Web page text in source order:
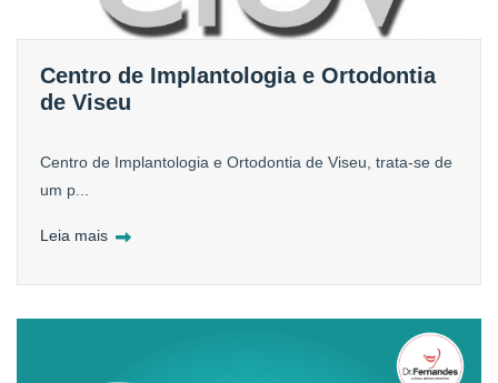
Centro de Implantologia e Ortodontia
de Viseu
Centro de Implantologia e Ortodontia de Viseu, trata-se de
um p...
Leia mais